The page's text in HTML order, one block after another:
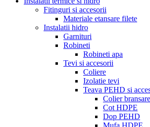
Fitinguri si accesorii
Materiale etansare filete
Instalatii hidro
Garnituri
Robineti
Robineti apa
Tevi si accesorii
Coliere
Izolatie tevi
Teava PEHD si
Colier bransare
Cot HDPE
Dop PEHD
Mufa HDPE